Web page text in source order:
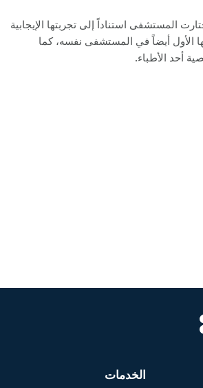
المستشفى استناداً إلى تجربتها الإيجابية
الأول أيضاً في المستشفى نفسه، كما
أحد الأطباء.
الخدمات